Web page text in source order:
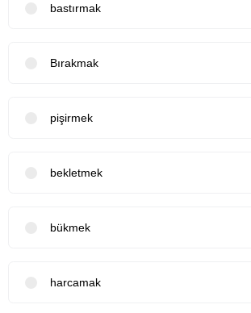
bastırmak
Bırakmak
pişirmek
bekletmek
bükmek
harcamak